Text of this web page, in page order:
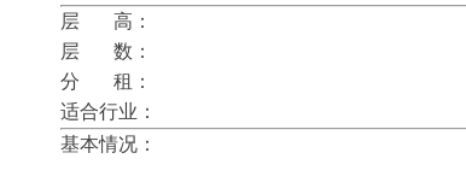
层 高：
层 数：
分 租：
适合行业：
基本情况：